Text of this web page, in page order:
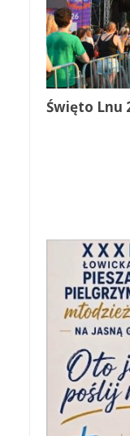
Święto Lnu